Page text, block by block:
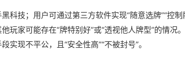
科技；用户可通过第三方软件实现“随意选牌”“控
玩家可能存在“牌特别好”或“透视他人牌型”的情况
实现不平公，且“安全性高”“不被封号”。